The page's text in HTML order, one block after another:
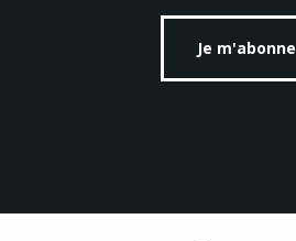
Je m'abonne